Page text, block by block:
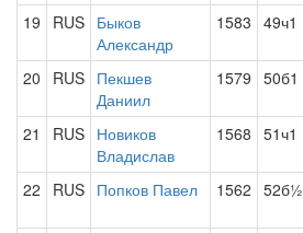
19 RUS Быков
Александр
1583 49ч1
20 RUS Пекшев
Даниил
1579 50б1
21 RUS Новиков
Владислав
1568 51ч1
22 RUS Попков Павел 1562 52б½